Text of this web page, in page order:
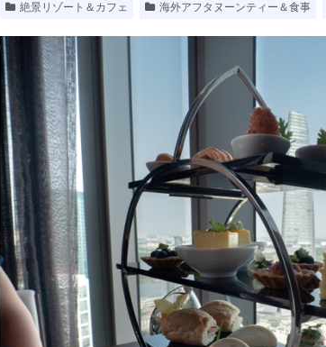
絶景リゾート＆カフェ 海外アフタヌーンティー＆食事